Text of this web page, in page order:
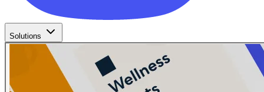
Solutions